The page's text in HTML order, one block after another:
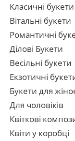
Класичні букети
Вітальні букети
Романтичні
Ділові Букети
Весільні букети
Екзотичні
Букети для
Для чоловіків
Квіткові
Квіти у коробці